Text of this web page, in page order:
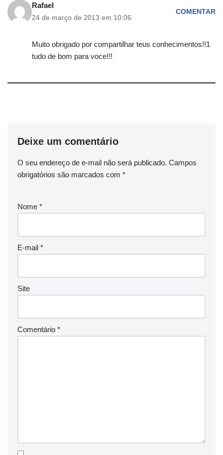
Rafael
24 de março de 2013 em 10:06
COMENTAR
Muito obrigado por compartilhar teus conhecimentos!!1
tudo de bom para voce!!!
Deixe um comentário
O seu endereço de e-mail não será publicado. Campos
obrigatórios são marcados com *
Nome *
E-mail *
Site
Comentário *